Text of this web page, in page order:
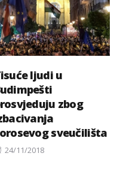
ljudi u
zbog
sveučilišta
Posted
24/11/2018